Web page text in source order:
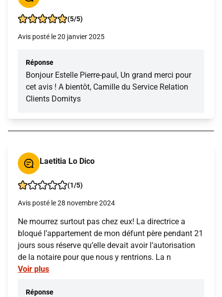
(5/5)
Avis posté le 20 janvier 2025
Réponse
Bonjour Estelle Pierre-paul, Un grand merci pour
cet avis ! A bientôt, Camille du Service Relation
Clients Domitys
Laetitia Lo Dico
(1/5)
Avis posté le 28 novembre 2024
Ne mourrez surtout pas chez eux! La directrice a
bloqué l’appartement de mon défunt père pendant 21
jours sous réserve qu’elle devait avoir l’autorisation
de la notaire pour que nous y rentrions. La n
Voir plus
Réponse